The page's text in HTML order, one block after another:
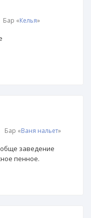
Бар «Келья»
Бар «Ваня нальет»
заведение
пенное.